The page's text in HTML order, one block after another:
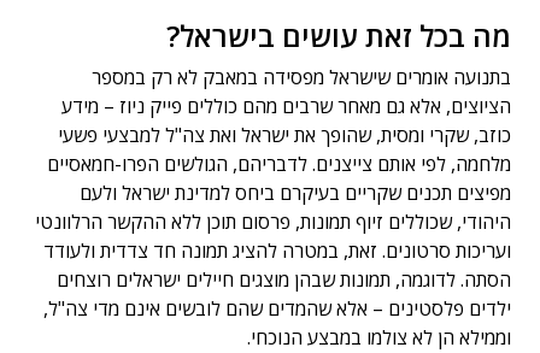
מה בכל זאת עושים בישראל?
בתנועה אומרים שישראל מפסידה במאבק לא רק במספר
הציוצים, אלא גם מאחר שרבים מהם כוללים פייק ניוז – מידע
כוזב, שקרי ומסית, שהופך את ישראל ואת צה"ל למבצעי פשעי
מלחמה, לפי אותם צייצנים. לדבריהם, הגולשים הפרו-חמאסיים
מפיצים תכנים שקריים בעיקרם ביחס למדינת ישראל ולעם
היהודי, שכוללים זיוף תמונות, פרסום תוכן ללא ההקשר הרלוונטי
ועריכות סרטונים. זאת, במטרה להציג תמונה חד צדדית ולעודד
הסתה. לדוגמה, תמונות שבהן מוצגים חיילים ישראלים רוצחים
ילדים פלסטינים – אלא שהמדים שהם לובשים אינם מדי צה"ל,
וממילא הן לא צולמו במבצע הנוכחי.